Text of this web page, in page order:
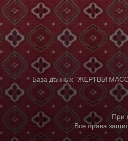
База данных "ЖЕРТВЫ
При
Все права